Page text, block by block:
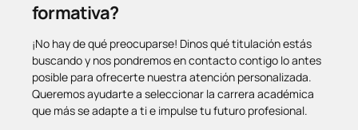
formativa?
¡No hay de qué preocuparse! Dinos qué titulación estás
buscando y nos pondremos en contacto contigo lo antes
posible para ofrecerte nuestra atención personalizada.
Queremos ayudarte a seleccionar la carrera académica
que más se adapte a ti e impulse tu futuro profesional.